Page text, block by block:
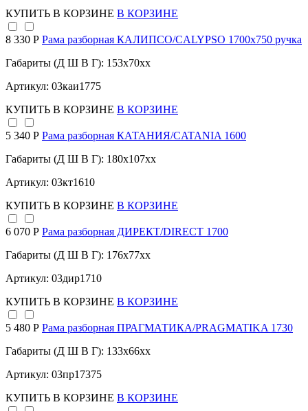
КУПИТЬ В КОРЗИНЕ В КОРЗИНЕ
8 330 Р Рама разборная КАЛИПСО/CALYPSO 1700х750 ручка
Габариты (Д Ш В Г): 153x70xx
Артикул: 03каи1775
КУПИТЬ В КОРЗИНЕ В КОРЗИНЕ
5 340 Р Рама разборная КАТАНИЯ/CATANIA 1600
Габариты (Д Ш В Г): 180x107xx
Артикул: 03кт1610
КУПИТЬ В КОРЗИНЕ В КОРЗИНЕ
6 070 Р Рама разборная ДИРЕКТ/DIRECT 1700
Габариты (Д Ш В Г): 176x77xx
Артикул: 03дир1710
КУПИТЬ В КОРЗИНЕ В КОРЗИНЕ
5 480 Р Рама разборная ПРАГМАТИКА/PRAGMATIKA 1730
Габариты (Д Ш В Г): 133x66xx
Артикул: 03пр17375
КУПИТЬ В КОРЗИНЕ В КОРЗИНЕ